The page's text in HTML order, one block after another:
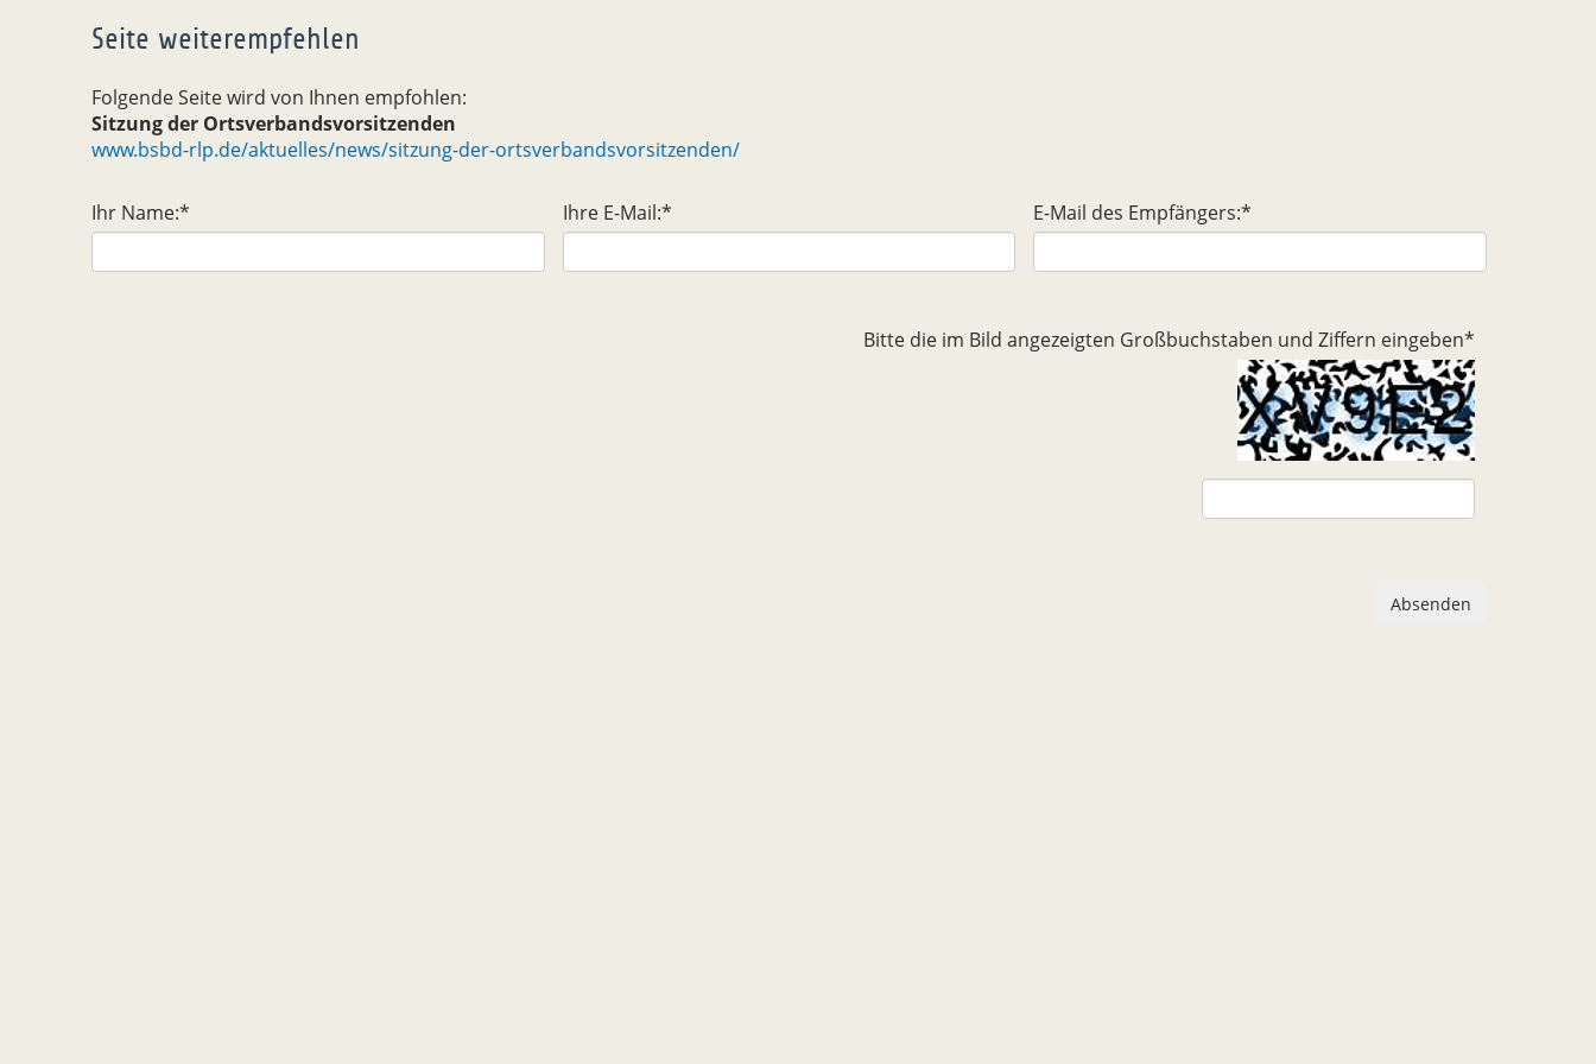
Seite weiterempfehlen
Folgende Seite wird von Ihnen empfohlen:
Sitzung der Ortsverbandsvorsitzenden
www.bsbd-rlp.de/aktuelles/news/sitzung-der-ortsverbandsvorsitzenden/
Ihr Name:* Ihre E-Mail:* E-Mail des Empfängers:*
Bitte die im Bild angezeigten Großbuchstaben und Ziffern eingeben*
Absenden